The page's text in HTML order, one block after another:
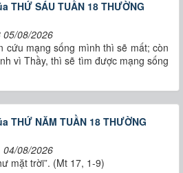
THỨ SÁU TUẦN 18 THƯỜNG
05/08/2026
cứu mạng sống mình thì sẽ mất; còn
vì Thầy, thì sẽ tìm được mạng sống
THỨ NĂM TUẦN 18 THƯỜNG
04/08/2026
mặt trời”. (Mt 17, 1-9)